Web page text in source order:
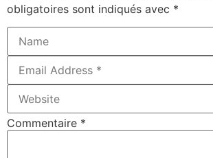
obligatoires sont indiqués avec *
Commentaire *